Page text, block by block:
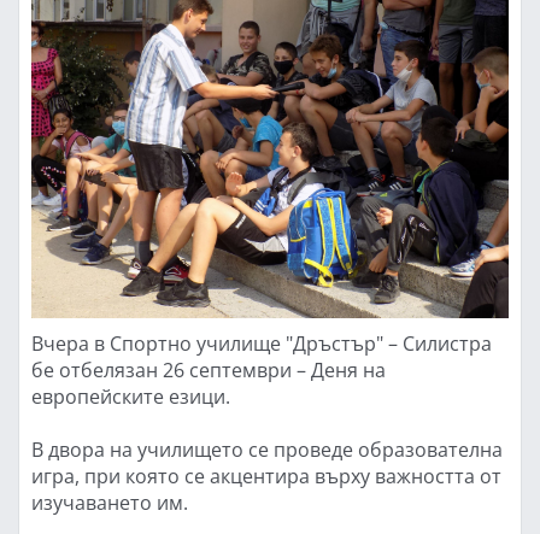
Вчера в Спортно училище "Дръстър" – Силистра
бе отбелязан 26 септември – Деня на
европейските езици.
В двора на училището се проведе образователна
игра, при която се акцентира върху важността от
изучаването им.